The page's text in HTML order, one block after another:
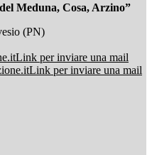
Meduna, Cosa, Arzino”
(PN)
Link per inviare una mail
Link per inviare una mail